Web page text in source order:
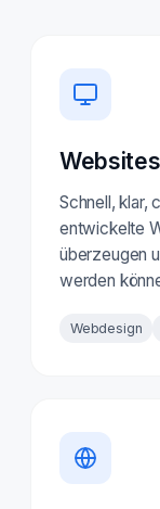
Websites
Schnell, klar,
entwickelte
überzeugen
werden
Webdesign